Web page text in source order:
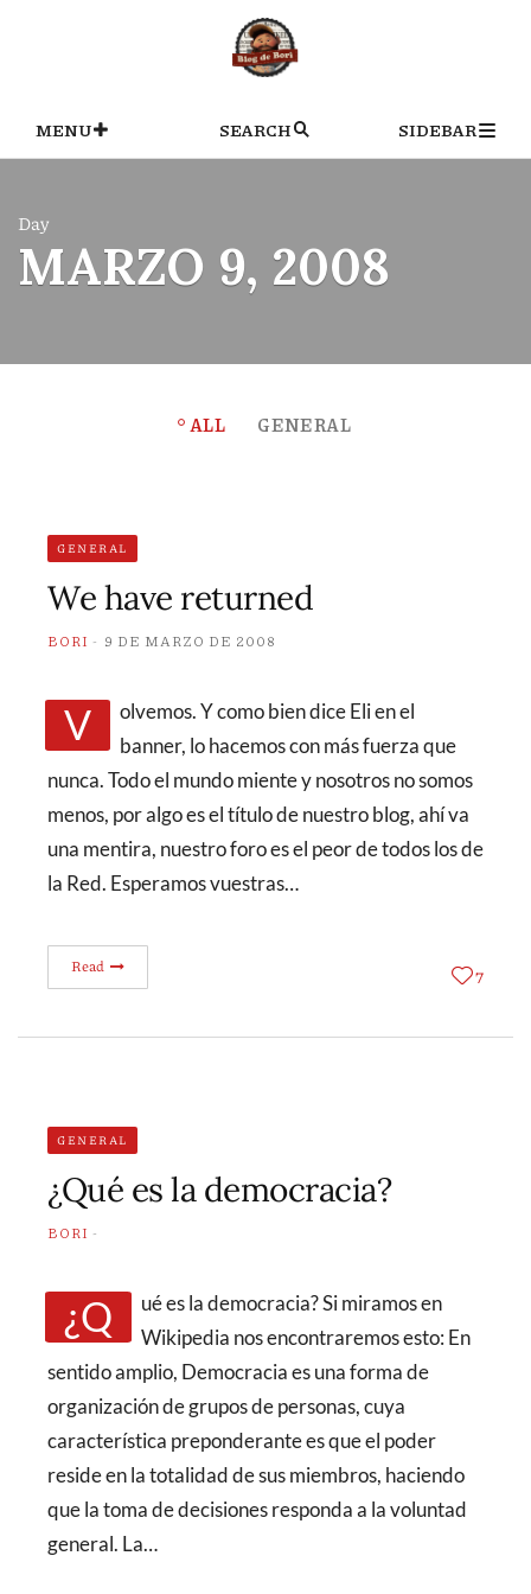
MENU SEARCH SIDEBAR
Day
MARZO 9, 2008
ALL GENERAL
GENERAL
We have returned
BORI 9 DE MARZO DE 2008
Volvemos. Y como bien dice Eli en el
banner, lo hacemos con más fuerza que
nunca. Todo el mundo miente y nosotros no somos
menos, por algo es el título de nuestro blog, ahí va
una mentira, nuestro foro es el peor de todos los de
la Red. Esperamos vuestras…
Read 7
GENERAL
¿Qué es la democracia?
BORI
¿Qué es la democracia? Si miramos en
Wikipedia nos encontraremos esto: En
sentido amplio, Democracia es una forma de
organización de grupos de personas, cuya
característica preponderante es que el poder
reside en la totalidad de sus miembros, haciendo
que la toma de decisiones responda a la voluntad
general. La…